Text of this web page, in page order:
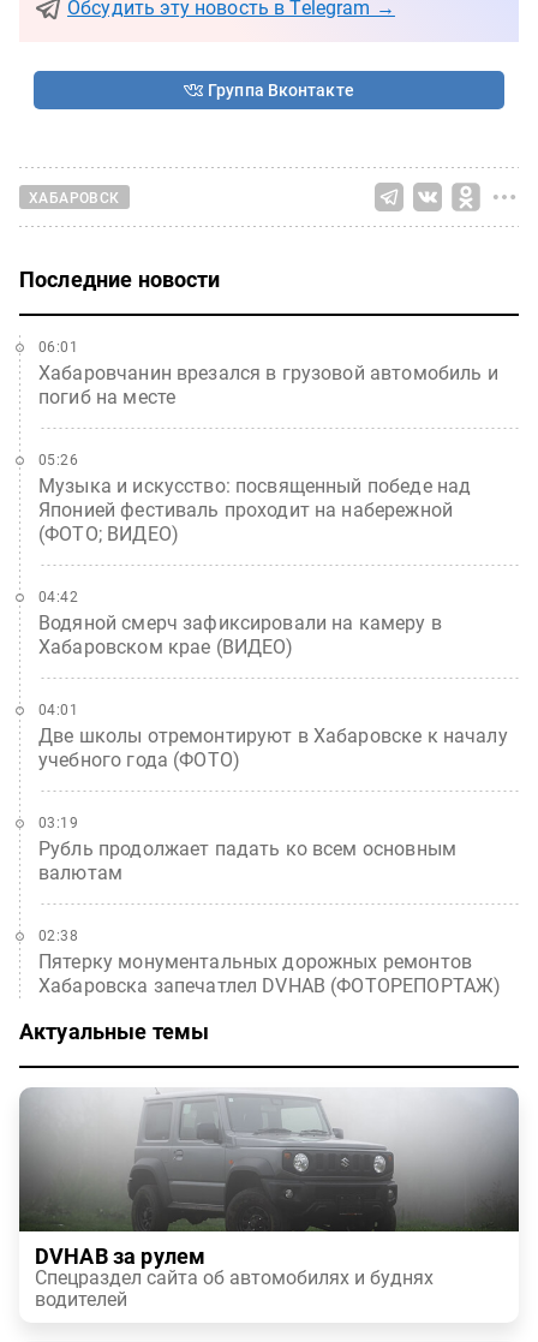
Обсудить эту новость в Telegram →
Группа Вконтакте
ХАБАРОВСК
Последние новости
Хабаровчанин врезался в грузовой автомобиль и
погиб на месте
06:01
Музыка и искусство: посвященный победе над
Японией фестиваль проходит на набережной
(ФОТО; ВИДЕО)
05:26
Водяной смерч зафиксировали на камеру в
Хабаровском крае (ВИДЕО)
04:42
Две школы отремонтируют в Хабаровске к началу
учебного года (ФОТО)
04:01
Рубль продолжает падать ко всем основным
валютам
03:19
Пятерку монументальных дорожных ремонтов
Хабаровска запечатлел DVHAB (ФОТОРЕПОРТАЖ)
02:38
Актуальные темы
DVHAB за рулем
Спецраздел сайта об автомобилях и буднях
водителей